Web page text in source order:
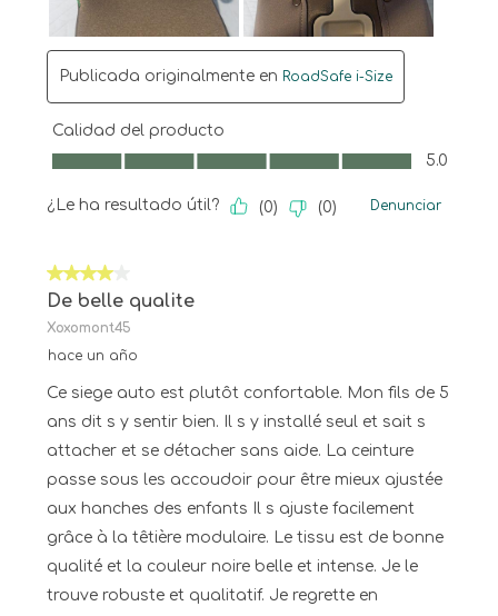
Publicada originalmente en RoadSafe i-Size
Calidad del producto
Calidad del producto, 5.0 de 5
5.0
¿Le ha resultado útil? (0) (0) Denunciar
4 de 5 estrellas.
De belle qualite
Xoxomont45
hace un año
Ce siege auto est plutôt confortable. Mon fils de 5
ans dit s y sentir bien. Il s y installé seul et sait s
attacher et se détacher sans aide. La ceinture
passe sous les accoudoir pour être mieux ajustée
aux hanches des enfants Il s ajuste facilement
grâce à la têtière modulaire. Le tissu est de bonne
qualité et la couleur noire belle et intense. Je le
trouve robuste et qualitatif. Je regrette en